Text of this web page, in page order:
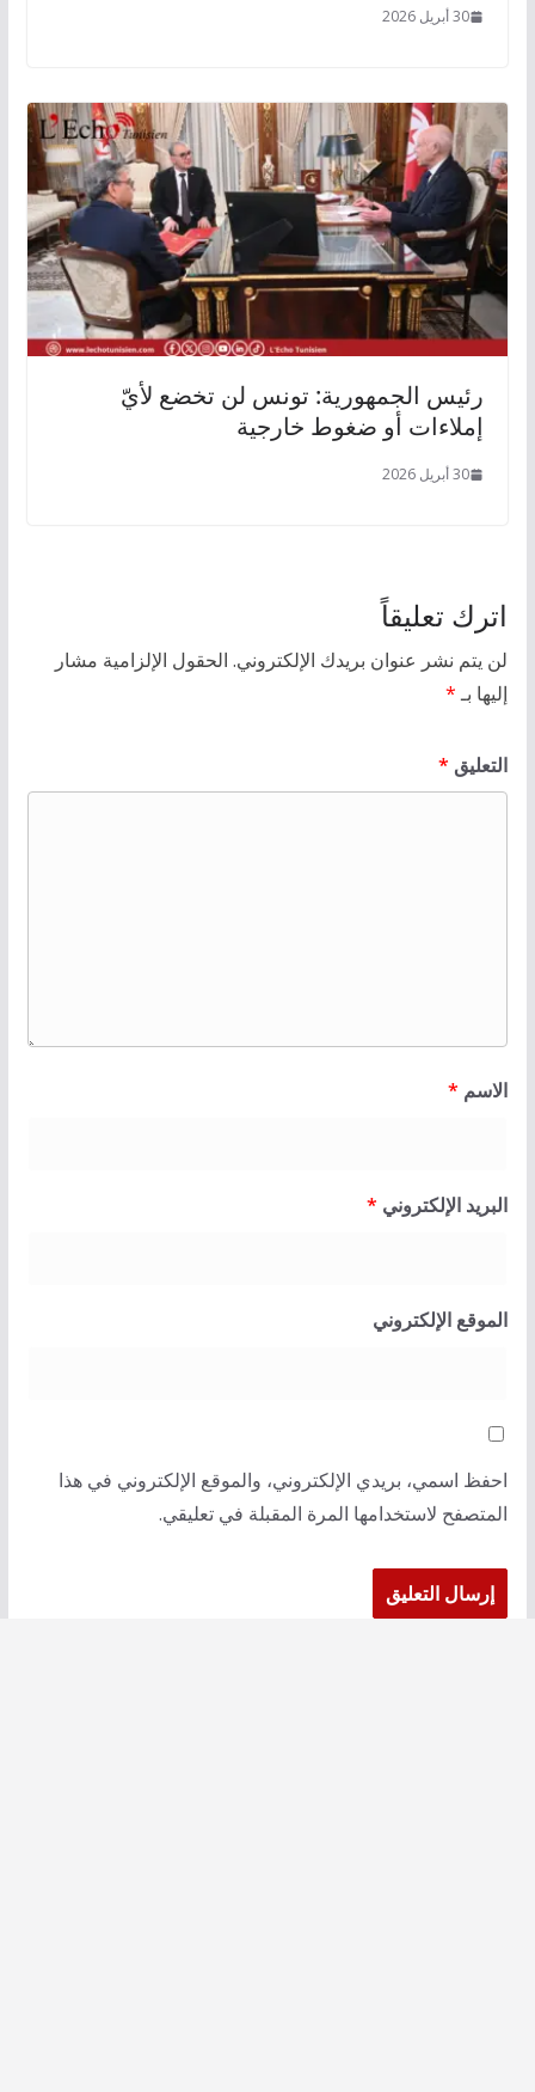
30 أبريل 2026
رئيس الجمهورية: تونس لن تخضع لأيّ
إملاءات أو ضغوط خارجية
30 أبريل 2026
اترك تعليقاً
لن يتم نشر عنوان بريدك الإلكتروني. الحقول الإلزامية مشار
إليها بـ*
التعليق *
الاسم *
البريد الإلكتروني *
الموقع الإلكتروني
احفظ اسمي، بريدي الإلكتروني، والموقع الإلكتروني في هذا
المتصفح لاستخدامها المرة المقبلة في تعليقي.